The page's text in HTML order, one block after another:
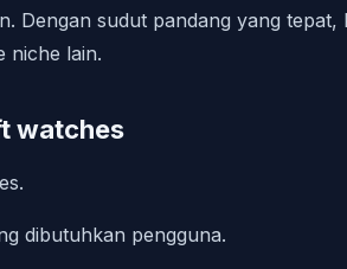
Dengan sudut pandang yang tepat,
niche lain.
watches
dibutuhkan pengguna.